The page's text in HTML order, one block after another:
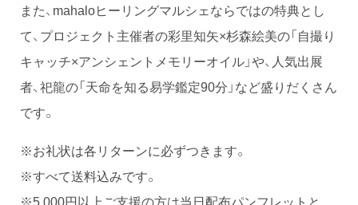
また、mahaloヒーリングマルシェならではの特典とし
て、プロジェクト主催者の彩里知矢×杉森絵美の「自撮り
キャッチ×アンシェントメモリーオイル」や、人気出展
者、祀龍の「天命を知る易学鑑定90分」など盛りだくさん
です。
※お礼状は各リターンに必ずつきます。
※すべて送料込みです。
※5,000円以上ご支援の方は当日配布パンフレットと